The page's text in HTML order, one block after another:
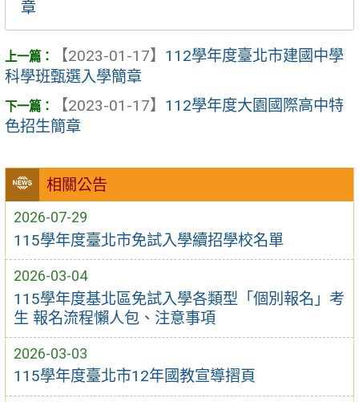
相關公告
2026-07-29
115學年度臺北市免試入學續招學校名單
2026-03-04
115學年度基北區免試入學各類型「個別報名」考
生 報名流程懶人包、注意事項
2026-03-03
115學年度臺北市12年國教宣導摺頁
章
【2023-01-17】 112學年度臺北市建國中學
科學班甄選入學簡章
【2023-01-17】 112學年度大園國際高中特
色招生簡章